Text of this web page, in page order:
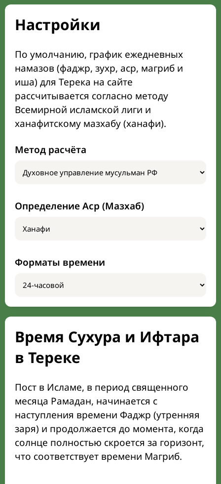
Настройки
По умолчанию, график ежедневных
намазов (фаджр, зухр, аср, магриб и
иша) для Терека на сайте
рассчитывается согласно методу
Всемирной исламской лиги и
ханафитскому мазхабу (ханафи).
Метод расчёта
Определение Аср (Мазхаб)
Форматы времени
Время Сухура и Ифтара
в Тереке
Пост в Исламе, в период священного
месяца Рамадан, начинается с
наступления времени Фаджр (утренняя
заря) и продолжается до момента, когда
солнце полностью скроется за горизонт,
что соответствует времени Магриб.